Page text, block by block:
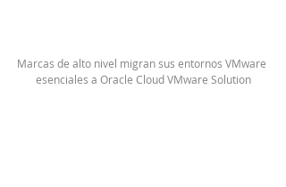
Marcas de alto nivel migran sus entornos VMware
esenciales a Oracle Cloud VMware Solution